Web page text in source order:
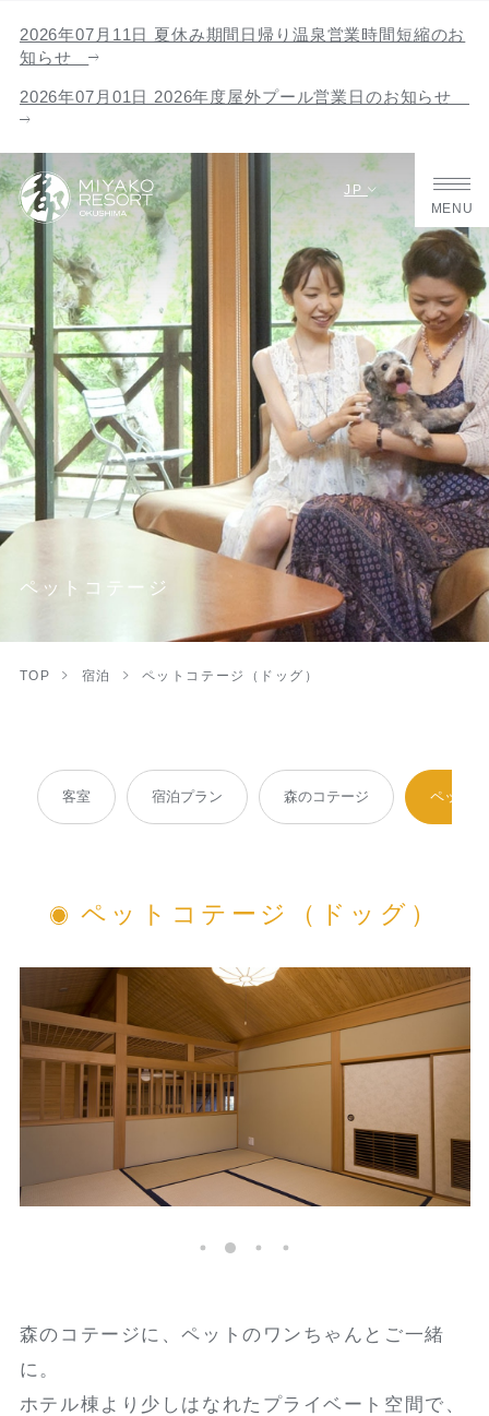
JP
MENU
ペットコテージ
2026年07月11日 夏休み期間日帰り温泉営業時間短縮のお
知らせ
2026年07月01日 2026年度屋外プール営業日のお知らせ
TOP 宿泊 ペットコテージ（ドッグ）
客室 宿泊プラン 森のコテージ ペット
ペットコテージ（ドッグ）
森のコテージに、ペットのワンちゃんとご一緒
に。
ホテル棟より少しはなれたプライベート空間で、